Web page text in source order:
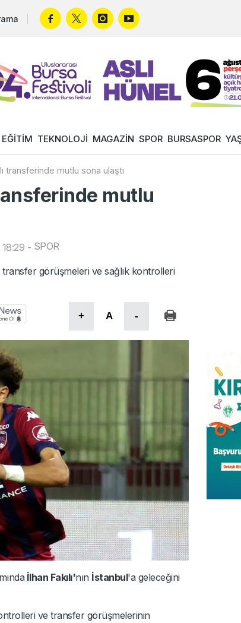
EĞİTİM TEKNOLOJİ MAGAZİN SPOR BURSASPOR
transferinde mutlu sona ulaştı
mutlu
- SPOR
transfer görüşmeleri ve sağlık kontrolleri
+ A -
İlhan Fakılı'nın İstanbul'a geleceğini
ve transfer görüşmelerinin